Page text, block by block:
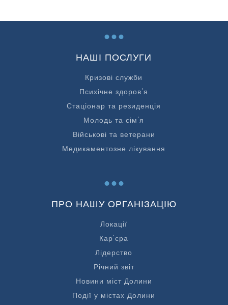
...
НАШІ ПОСЛУГИ
Кризові служби
Психічне здоров'я
Стаціонар та резиденція
Молодь та сім'я
Військові та ветерани
Медикаментозне лікування
...
ПРО НАШУ ОРГАНІЗАЦІЮ
Локації
Кар'єра
Лідерство
Річний звіт
Новини міст Долини
Події у містах Долини